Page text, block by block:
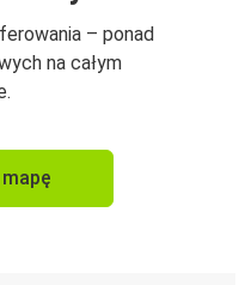
– ponad
na całym